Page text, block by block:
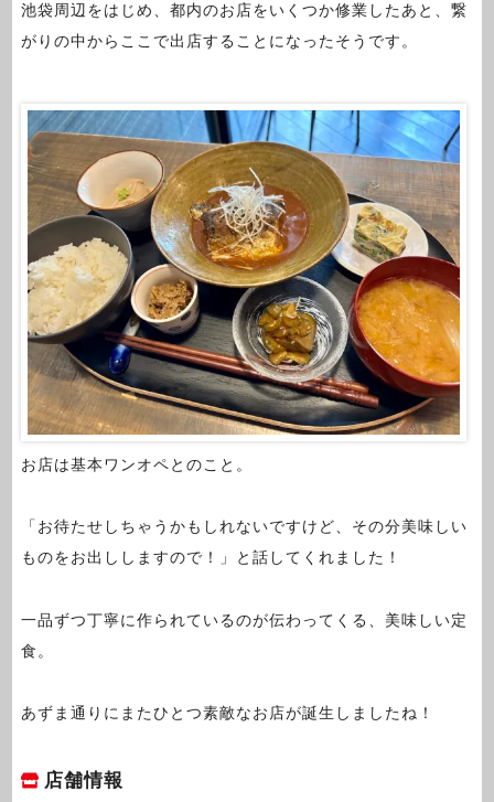
池袋周辺をはじめ、都内のお店をいくつか修業したあと、繋
がりの中からここで出店することになったそうです。
お店は基本ワンオペとのこと。
「お待たせしちゃうかもしれないですけど、その分美味しい
ものをお出ししますので！」と話してくれました！
一品ずつ丁寧に作られているのが伝わってくる、美味しい定
食。
あずま通りにまたひとつ素敵なお店が誕生しましたね！
店舗情報